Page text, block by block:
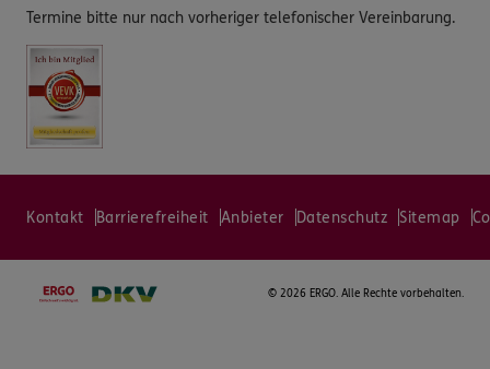
Termine bitte nur nach vorheriger telefonischer Vereinbarung.
Kontakt Barrierefreiheit Anbieter Datenschutz Sitemap
© 2026 ERGO. Alle Rechte vorbehalten.